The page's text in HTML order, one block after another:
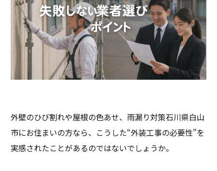
外壁のひび割れや屋根の色あせ、雨漏り対策――石川県白山
市にお住まいの方なら、こうした“外装工事の必要性”を
実感されたことがあるのではないでしょうか。